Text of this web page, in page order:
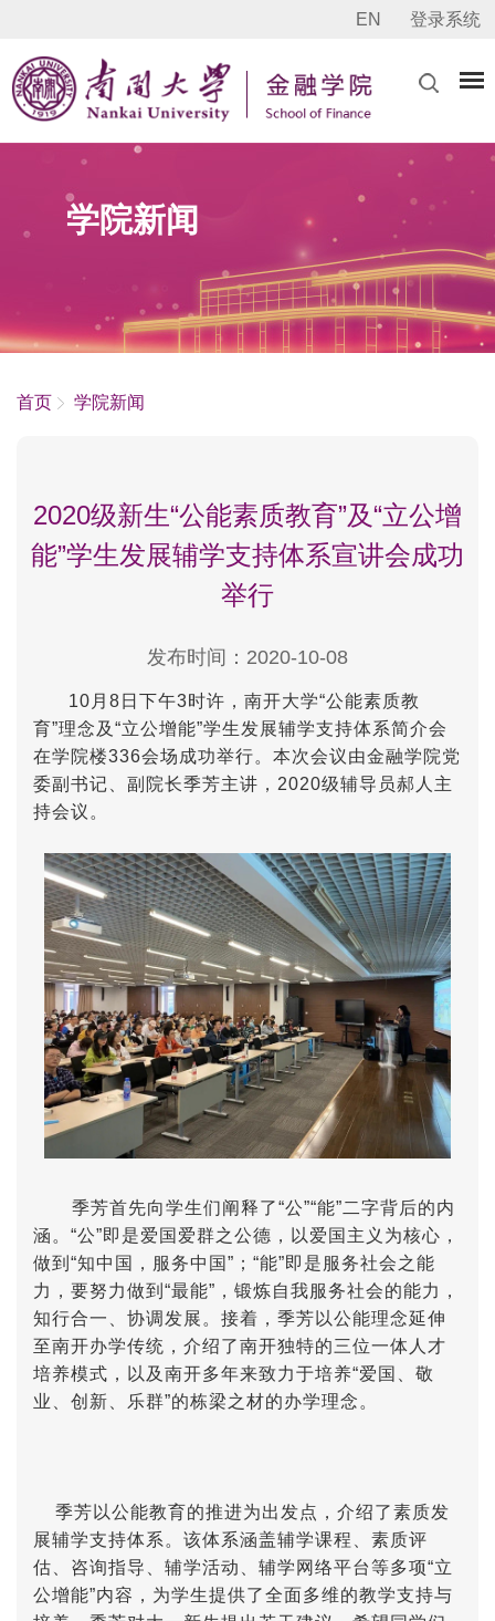
EN 登录系统
学院新闻
首页 学院新闻
2020级新生“公能素质教育”及“立公增
能”学生发展辅学支持体系宣讲会成功
举行
发布时间：2020-10-08
10 月 8 日下午3时许，南开大学“公能素质教
育”理念及“立公增能”学生发展辅学支持体系简介会
在学院楼336会场成功举行。本次会议由金融学院党
委副书记、副院长季芳主讲， 2020级辅导员郝人主
持会议。
季芳首先向学生们阐释了“公”“能”二字背后的内
涵。“公”即是爱国爱群之公德，以爱国主义为核心，
做到“知中国，服务中国”；“能”即是服务社会之能
力，要努力做到“最能”，锻炼自我服务社会的能力，
知行合一、协调发展。接着，季芳以公能理念延伸
至南开办学传统，介绍了南开独特的三位一体人才
培养模式，以及南开多年来致力于培养“爱国、敬
业、创新、乐群”的栋梁之材的办学理念。
季芳以公能教育的推进为出发点，介绍了素质发
展辅学支持体系。该体系涵盖辅学课程、素质评
估、咨询指导、辅学活动、辅学网络平台等多项“立
公增能”内容，为学生提供了全面多维的教学支持与